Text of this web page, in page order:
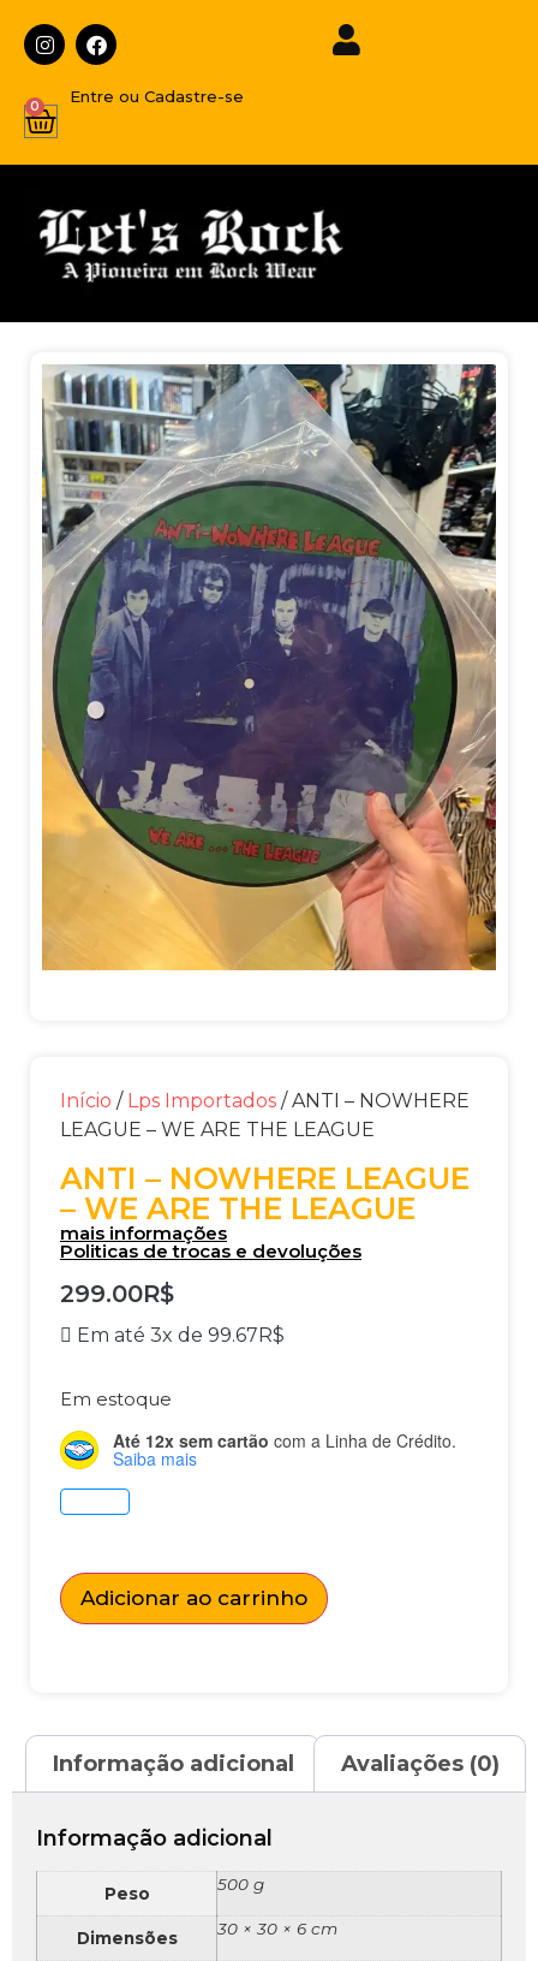
Entre ou Cadastre-se
0
Início / Lps Importados / ANTI – NOWHERE
LEAGUE – WE ARE THE LEAGUE
ANTI – NOWHERE LEAGUE
– WE ARE THE LEAGUE
mais informações
Politicas de trocas e devoluções
299.00R$
Em até 3x de 99.67R$
Em estoque
Até 12x sem cartão com a Linha de Crédito.
Saiba mais
Adicionar ao carrinho
Informação adicional Avaliações (0)
Informação adicional
Peso 500 g
Dimensões 30 × 30 × 6 cm